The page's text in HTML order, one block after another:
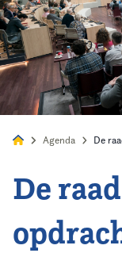
Home
Agenda
Agenda De
De